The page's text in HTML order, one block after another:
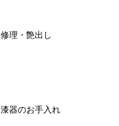
修理・艶出し
漆器のお手入れ